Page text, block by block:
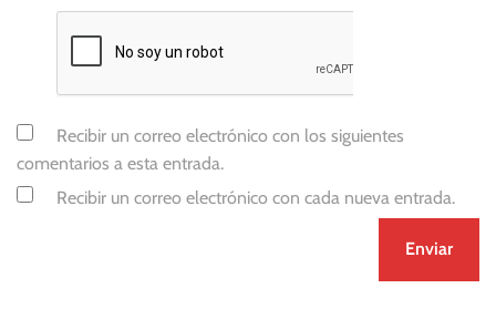
Recibir un correo electrónico con los siguientes
comentarios a esta entrada.
Recibir un correo electrónico con cada nueva entrada.